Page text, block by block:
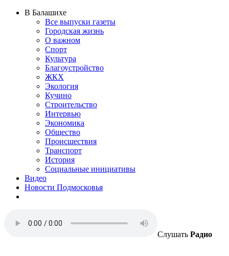
В Балашихе
Все выпуски газеты
Городская жизнь
О важном
Спорт
Культура
Благоустройство
ЖКХ
Экология
Кучино
Строительство
Интервью
Экономика
Общество
Происшествия
Транспорт
История
Социальные инициативы
Видео
Новости Подмосковья
Слушать Радио